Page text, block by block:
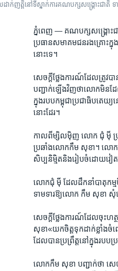
ាល​ដាក់ញត្តិ​នៅ​ទីស្នាក់ការ​​គណបក្ស​សង្គ្រោះជ
ភ្នំពេញ — គណបក្ស​សង្គ្រោះ​
ប្រធាន​សមាគម​ជនរងគ្រោះ​ក្
នោះ​ទេ។
សេចក្តី​ថ្លែង​ការណ៍​ដែល​ត្រូវ​
បញ្ជាក់​ឡើងវិញ​ថា​លោក​មិន​ដែ
ក្នុង​របប​កម្ពុជា​ប្រជាធិបតេ
នោះ​ដែរ។
កាល​ពី​ម្សិល​ម៉ិញ ​លោក ជុំ ម៉ី ​ប្រធ
ប្រឆាំង​លោកកឹម សុខា។ លោកកឹ
សិប្បនិម្មិត​និង​រៀបចំ​ដោយ​វៀ
លោកជុំ ម៉ី ​ដែល​ដឹកនាំ​បាតុកម្ម​
ទាមទារ​ឱ្យ​លោក កឹម សុខា ​សុំ​
សេចក្តី​ថ្លែងការណ៍​ដែល​ចុះ​
សុខា​«យក​ចិត្ត​ទុក​ដាក់​ខ្លាំង​ចំព
ដែល​បាន​ប្រព្រឹត្ត​នៅ​ក្នុង​រ
លោកកឹម សុខា ​បញ្ជាក់​ថា ​សេ